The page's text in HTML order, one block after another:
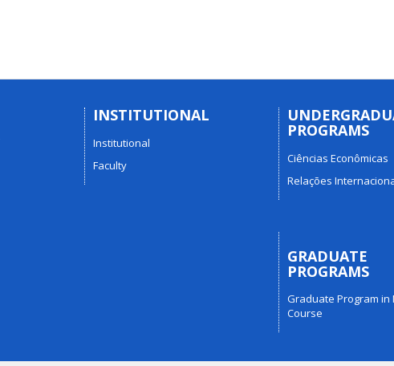
INSTITUTIONAL
Institutional
Faculty
PROGRAMS
Ciências Econômicas
Relações
GRADUATE
PROGRAMS
Graduate Program in
Course